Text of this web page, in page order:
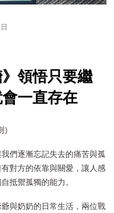
領悟只要繼
一直存在
們逐漸忘記失去的痛苦與孤
對方的依靠與關愛，讓人感
抵禦孤獨的能力。
與奶奶的日常生活，兩位戰